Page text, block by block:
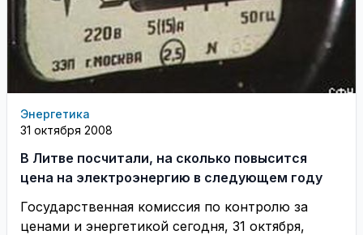
Энергетика
31 октября 2008
В Литве посчитали, на сколько повысится
цена на электроэнергию в следующем году
Государственная комиссия по контролю за
ценами и энергетикой сегодня, 31 октября,